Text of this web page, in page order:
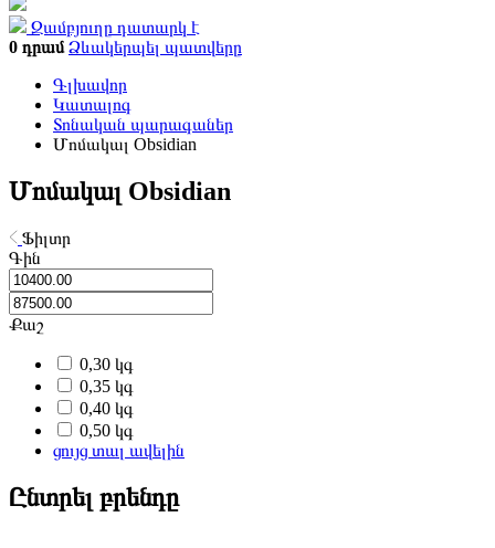
Զամբյուղը դատարկ է
0 դրամ Ձևակերպել պատվերը
Գլխավոր
Կատալոգ
Տոնական պարագաներ
Մոմակալ Obsidian
Մոմակալ Obsidian
Ֆիլտր
Գին
Քաշ
0,30 կգ
0,35 կգ
0,40 կգ
0,50 կգ
ցույց տալ ավելին
Ընտրել բրենդը